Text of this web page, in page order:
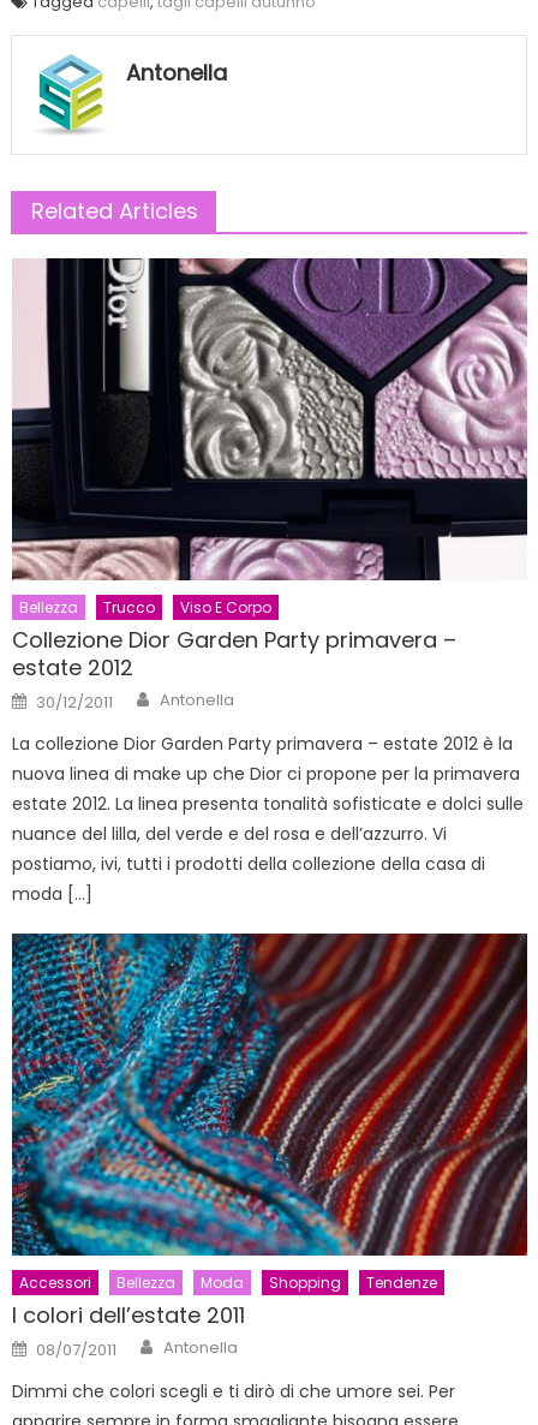
Antonella
Related Articles
Bellezza Trucco Viso E Corpo
Collezione Dior Garden Party primavera –
estate 2012
Posted
on
30/12/2011 Author
Antonella
La collezione Dior Garden Party primavera – estate 2012 è la
nuova linea di make up che Dior ci propone per la primavera
estate 2012. La linea presenta tonalità sofisticate e dolci sulle
nuance del lilla, del verde e del rosa e dell’azzurro. Vi
postiamo, ivi, tutti i prodotti della collezione della casa di
moda […]
Accessori Bellezza Moda Shopping Tendenze
I colori dell’estate 2011
Posted
on
08/07/2011 Author
Antonella
Dimmi che colori scegli e ti dirò di che umore sei. Per